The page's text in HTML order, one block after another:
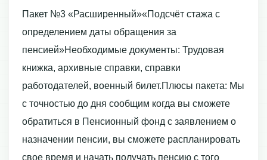
Пакет №3 «Расширенный»«Подсчёт стажа с
определением даты обращения за
пенсией»Необходимые документы: Трудовая
книжка, архивные справки, справки
работодателей, военный билет.Плюсы пакета: Мы
с точностью до дня сообщим когда вы сможете
обратиться в Пенсионный фонд с заявлением о
назначении пенсии, вы сможете распланировать
свое время и начать получать пенсию с того